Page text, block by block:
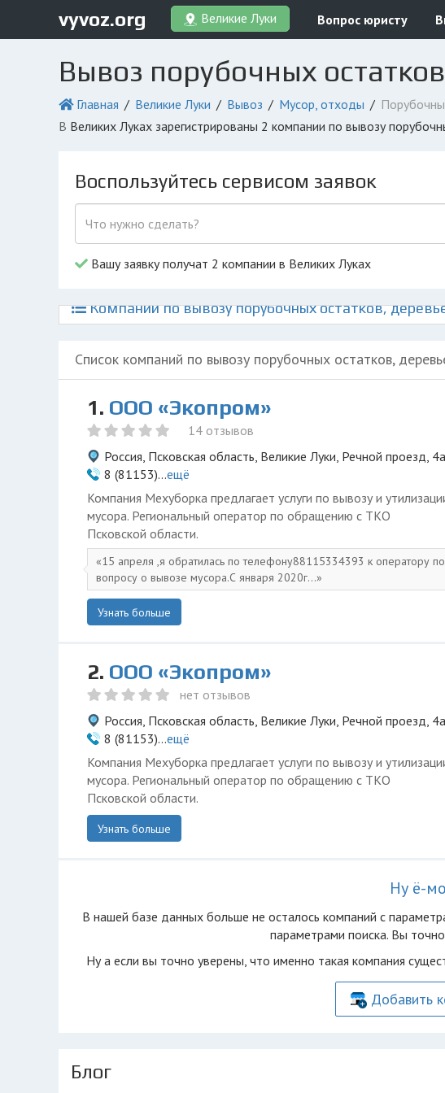
vyvoz.org Великие Луки Вопрос юристу
Вывоз порубочных
Главная Великие Луки Вывоз Мусор, отходы
в Великих Луках зарегистрированы 2 компании по вывозу
Воспользуйтесь сервисом заявок
Вашу заявку получат 2 компании в Великих Луках
Компании по вывозу порубочных остатков,
Список компаний по вывозу порубочных остатков,
1. ООО «Экопром»
14 отзывов
Россия, Псковская область, Великие Луки, Речной проезд, 4а
8 (81153)...ещё
Компания Мехуборка предлагает услуги по вывозу и
мусора. Региональный оператор по обращению с ТКО
Псковской области.
15 апреля ,я обратилась по телефону88115334393 к оператору по
вопросу о вывозе мусора.С января 2020г...
Узнать больше
2. ООО «Экопром»
нет отзывов
Россия, Псковская область, Великие Луки, Речной проезд, 4а
8 (81153)...ещё
Компания Мехуборка предлагает услуги по вывозу и
мусора. Региональный оператор по обращению с ТКО
Псковской области.
Узнать больше
Ну ё-
В нашей базе данных больше не осталоcь компаний с
параметрами поиска. Вы
Ну а если вы точно уверены, что именно такая компания
Добавить
Блог